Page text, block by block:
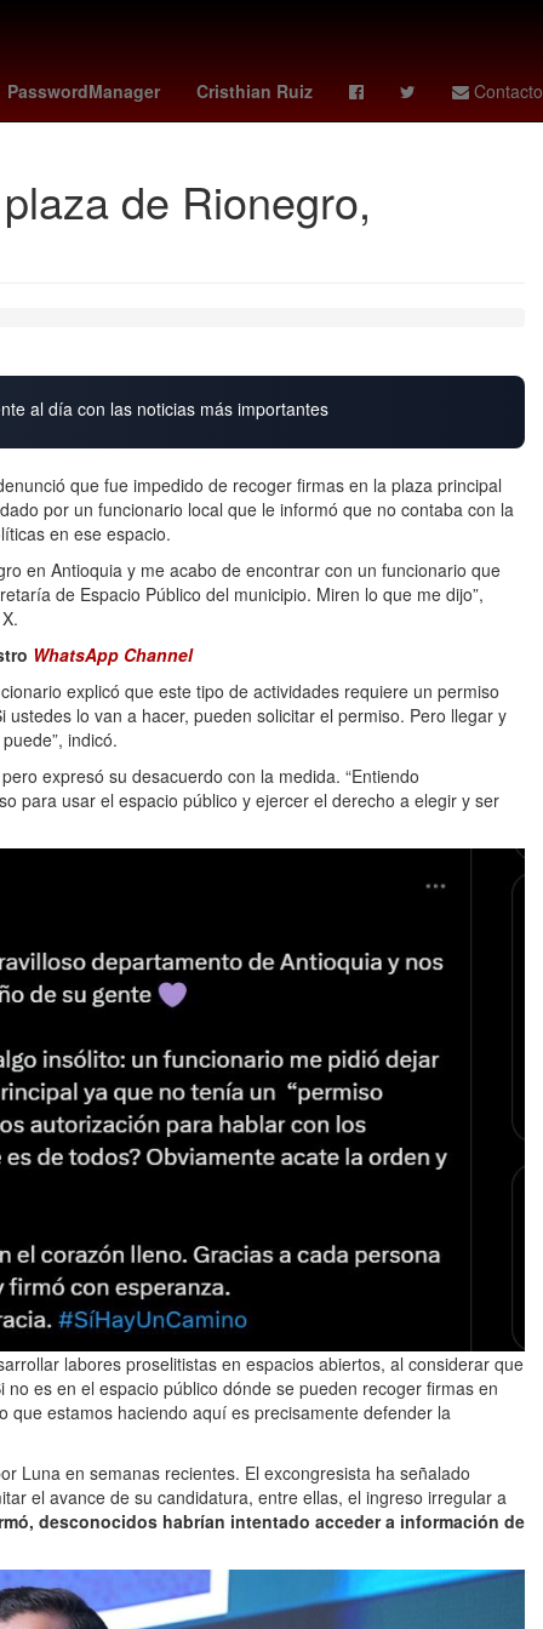
PasswordManager Cristhian Ruiz Contacto
Alvarado tabla leagues cup ranking fifa
de Rionegro,
al día con las noticias más importantes
que fue impedido de recoger firmas en la plaza principal
por un funcionario local que le informó que no contaba con la
en ese espacio.
en Antioquia y me acabo de encontrar con un funcionario que
de Espacio Público del municipio. Miren lo que me dijo”,
WhatsApp Channel
explicó que este tipo de actividades requiere un permiso
lo van a hacer, pueden solicitar el permiso. Pero llegar y
indicó.
expresó su desacuerdo con la medida. “Entiendo
para usar el espacio público y ejercer el derecho a elegir y ser
labores proselitistas en espacios abiertos, al considerar que
es en el espacio público dónde se pueden recoger firmas en
que estamos haciendo aquí es precisamente defender la
Luna en semanas recientes. El excongresista ha señalado
el avance de su candidatura, entre ellas, el ingreso irregular a
desconocidos habrían intentado acceder a información de